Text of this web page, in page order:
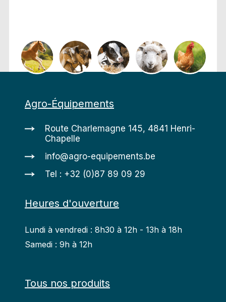
Agro-Équipements
Route Charlemagne 145, 4841 Henri-
Chapelle
info@agro-equipements.be
Tel : +32 (0)87 89 09 29
Heures d'ouverture
Lundi à vendredi : 8h30 à 12h - 13h à 18h
Samedi : 9h à 12h
Tous nos produits